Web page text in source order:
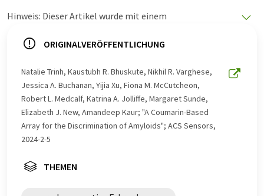
Hinweis: Dieser Artikel wurde mit einem
LUMITOS bietet diese automatischen Übersetzungen
Nachrichten zu präsentieren. Da dieser Artikel mit
automatischer Übersetzung übersetzt wurde, ist es
möglich, dass er Fehler im Vokabular, in der Syntax oder
in der Grammatik enthält. Den ursprünglichen Artikel in
Englisch finden Siehier.
ORIGINALVERÖFFENTLICHUNG
Natalie Trinh, Kaustubh R. Bhuskute, Nikhil R. Varghese,
Jessica A. Buchanan, Yijia Xu, Fiona M. McCutcheon,
Robert L. Medcalf, Katrina A. Jolliffe, Margaret Sunde,
Elizabeth J. New, Amandeep Kaur; "A Coumarin-Based
Array for the Discrimination of Amyloids"; ACS Sensors,
2024-2-5
THEMEN